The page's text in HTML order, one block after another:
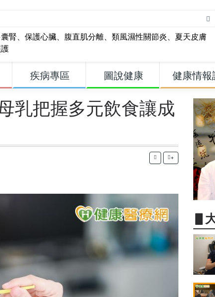
腎、 保護心臟、 腹直肌分離、 類風濕性關節炎、 夏天皮膚
疾病專區 圖說健康 健康情報
乳把握多元飲食讓成
+
▋